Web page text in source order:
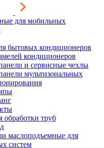
для мобильных
бытовых кондиционеров
кондиционеров
и сервисные чехлы
мультизональных
обработки труб
маслоподъемные для
систем